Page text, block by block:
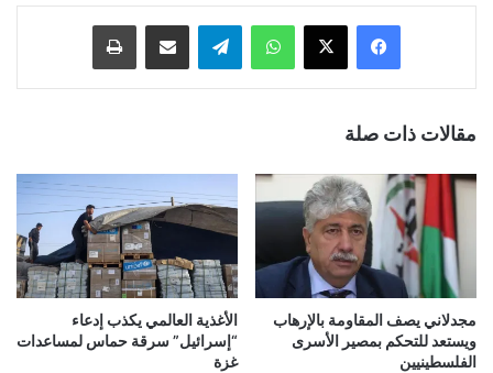
فيسبوك ‫X واتساب تيلقرام مشاركة عبر البريد طباعة
مقالات ذات صلة
مجدلاني يصف المقاومة بالإرهاب
ويستعد للتحكم بمصير الأسرى
الفلسطينيين
الأغذية العالمي يكذب إدعاء
“إسرائيل” سرقة حماس لمساعدات
غزة